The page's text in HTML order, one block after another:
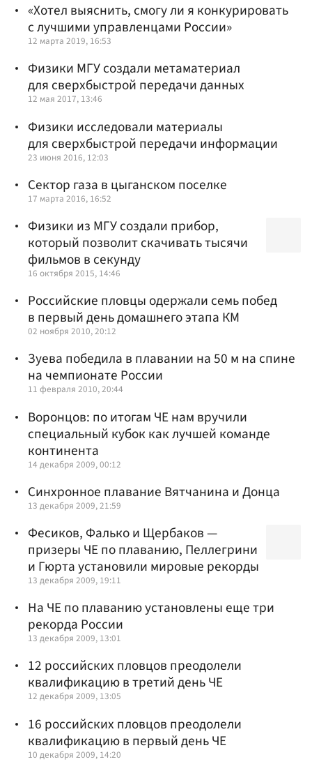
«Хотел выяснить, смогу ли я конкурировать
с лучшими управленцами России»
12 марта 2019, 16:53
Физики МГУ создали метаматериал
для сверхбыстрой передачи данных
12 мая 2017, 13:46
Физики исследовали материалы
для сверхбыстрой передачи информации
23 июня 2016, 12:03
Сектор газа в цыганском поселке
17 марта 2016, 16:52
Физики из МГУ создали прибор,
который позволит скачивать тысячи
фильмов в секунду
16 октября 2015, 14:46
Российские пловцы одержали семь побед
в первый день домашнего этапа КМ
02 ноября 2010, 20:12
Зуева победила в плавании на 50 м на спине
на чемпионате России
11 февраля 2010, 20:44
Воронцов: по итогам ЧЕ нам вручили
специальный кубок как лучшей команде
континента
14 декабря 2009, 00:12
Синхронное плавание Вятчанина и Донца
13 декабря 2009, 21:59
Фесиков, Фалько и Щербаков —
призеры ЧЕ по плаванию, Пеллегрини
и Гюрта установили мировые рекорды
13 декабря 2009, 19:11
На ЧЕ по плаванию установлены еще три
рекорда России
13 декабря 2009, 13:01
12 российских пловцов преодолели
квалификацию в третий день ЧЕ
12 декабря 2009, 13:05
16 российских пловцов преодолели
квалификацию в первый день ЧЕ
10 декабря 2009, 14:20